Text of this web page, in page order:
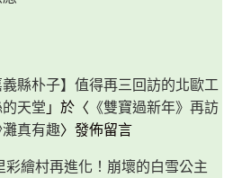
義縣朴子】值得再三回訪的北歐工
天堂 」於〈 《雙寶過新年》再訪
真有趣〉發佈留言
彩繪村再進化！崩壞的白雪公主